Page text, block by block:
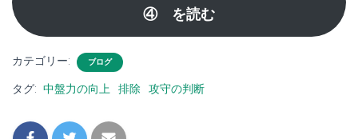
④ を読む
カテゴリー: ブログ
タグ: 中盤力の向上 排除 攻守の判断